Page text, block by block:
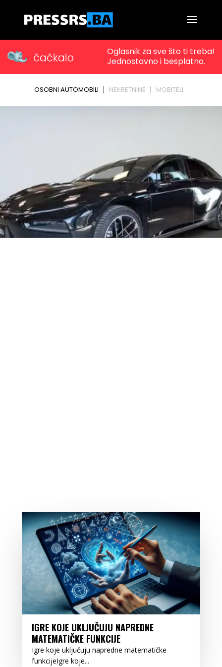
IGRE KOJE UKLJUČUJU NAPREDNE
MATEMATIČKE FUNKCIJE
Igre koje uključuju napredne matematičke
funkcijeIgre koje...